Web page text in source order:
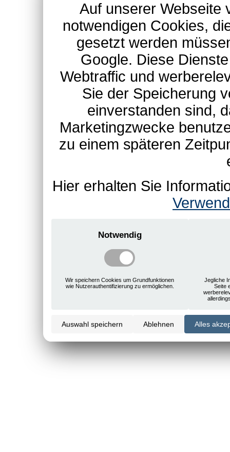
Auf unserer Webseite
notwendigen Cookies,
gesetzt werden
Google. Diese
Webtraffic und
Sie der Speicherung
einverstanden sind,
Marketingzwecke
zu einem späteren
Hier erhalten Sie
Notwendig
Wir speichern Cookies um Grundfunktionen
wie Nutzerauthentifizierung zu ermöglichen.
Jegliche
Seite
Auswahl speichern Ablehnen Alles